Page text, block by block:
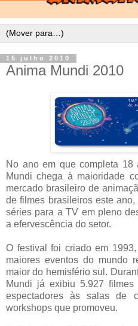
15 julho 2010
Anima Mundi 2010
No ano em que completa 18
Mundi chega à maioridade
mercado brasileiro de
de filmes brasileiros este
séries para a TV em pleno
a efervescência do setor.
O festival foi criado em
maiores eventos do mundo
maior do hemisfério sul.
Mundi já exibiu 5.927
espectadores às salas de
workshops que promoveu.